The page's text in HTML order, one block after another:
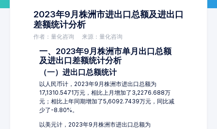
2023年9月株洲市进出口总额及进出口
差额统计分析
作者：量化咨询 来源：量化咨询
一、2023年9月株洲市单月出口总额
及进出口差额统计分析
（一）进出口总额统计
以人民币计，2023年9月株洲市进出口总额为
17,1310.5471万元，相比上月增加了3,2276.688万
元；相比上年同期增加了5,6092.7439万元，同比减
少了-8.80%。
以美元计，2023年9月株洲市进出口总额为